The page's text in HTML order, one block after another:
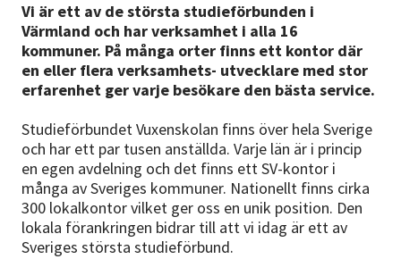
Lyssna
Vi är ett av de största studieförbunden i
Värmland och har verksamhet i alla 16
kommuner. På många orter finns ett kontor där
en eller flera verksamhets- utvecklare med stor
erfarenhet ger varje besökare den bästa service.
Studieförbundet Vuxenskolan finns över hela Sverige
och har ett par tusen anställda. Varje län är i princip
en egen avdelning och det finns ett SV-kontor i
många av Sveriges kommuner. Nationellt finns cirka
300 lokalkontor vilket ger oss en unik position. Den
lokala förankringen bidrar till att vi idag är ett av
Sveriges största studieförbund.